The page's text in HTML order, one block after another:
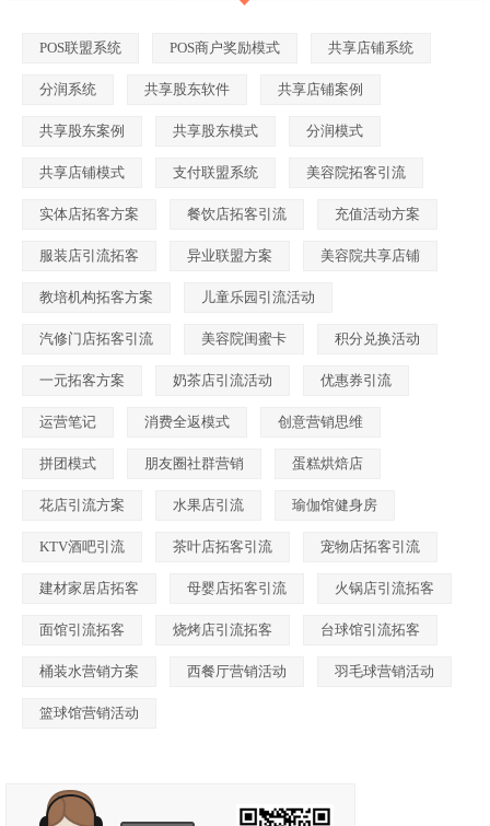
POS联盟系统 POS商户奖励模式 共享店铺系统
分润系统 共享股东软件 共享店铺案例
共享股东案例 共享股东模式 分润模式
共享店铺模式 支付联盟系统 美容院拓客引流
实体店拓客方案 餐饮店拓客引流 充值活动方案
服装店引流拓客 异业联盟方案 美容院共享店铺
教培机构拓客方案 儿童乐园引流活动
汽修门店拓客引流 美容院闺蜜卡 积分兑换活动
一元拓客方案 奶茶店引流活动 优惠券引流
运营笔记 消费全返模式 创意营销思维
拼团模式 朋友圈社群营销 蛋糕烘焙店
花店引流方案 水果店引流 瑜伽馆健身房
KTV酒吧引流 茶叶店拓客引流 宠物店拓客引流
建材家居店拓客 母婴店拓客引流 火锅店引流拓客
面馆引流拓客 烧烤店引流拓客 台球馆引流拓客
桶装水营销方案 西餐厅营销活动 羽毛球营销活动
篮球馆营销活动